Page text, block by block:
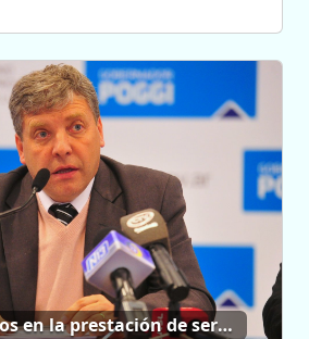
Incumplimientos en la prestación de servicios